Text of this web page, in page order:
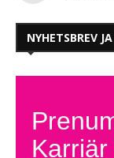
NYHETSBREV